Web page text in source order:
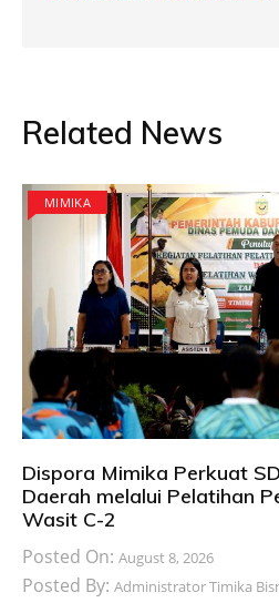
Related News
MIMIKA
Dispora Mimika Perkuat
Daerah melalui Pelatihan
Wasit C-2
Posted On: August 8, 2026
Posted By: Administrator Timika